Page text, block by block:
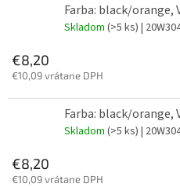
Farba: black/orange,
Skladom (>5 ks) |
€8,20
€10,09 vrátane DPH
Farba: black/orange,
Skladom (>5 ks) |
€8,20
€10,09 vrátane DPH